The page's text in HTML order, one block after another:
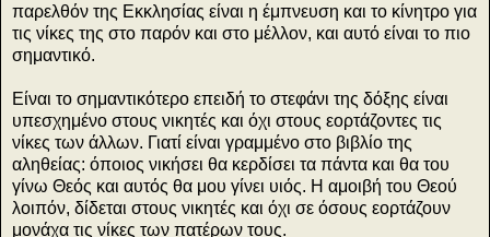
παρελθόν της Εκκλησίας είναι η έμπνευση και το κίνητρο για
τις νίκες της στο παρόν και στο μέλλον, και αυτό είναι το πιο
σημαντικό.
Είναι το σημαντικότερο επειδή το στεφάνι της δόξης είναι
υπεσχημένο στους νικητές και όχι στους εορτάζοντες τις
νίκες των άλλων. Γιατί είναι γραμμένο στο βιβλίο της
αληθείας: όποιος νικήσει θα κερδίσει τα πάντα και θα του
γίνω Θεός και αυτός θα μου γίνει υιός. Η αμοιβή του Θεού
λοιπόν, δίδεται στους νικητές και όχι σε όσους εορτάζουν
μονάχα τις νίκες των πατέρων τους.